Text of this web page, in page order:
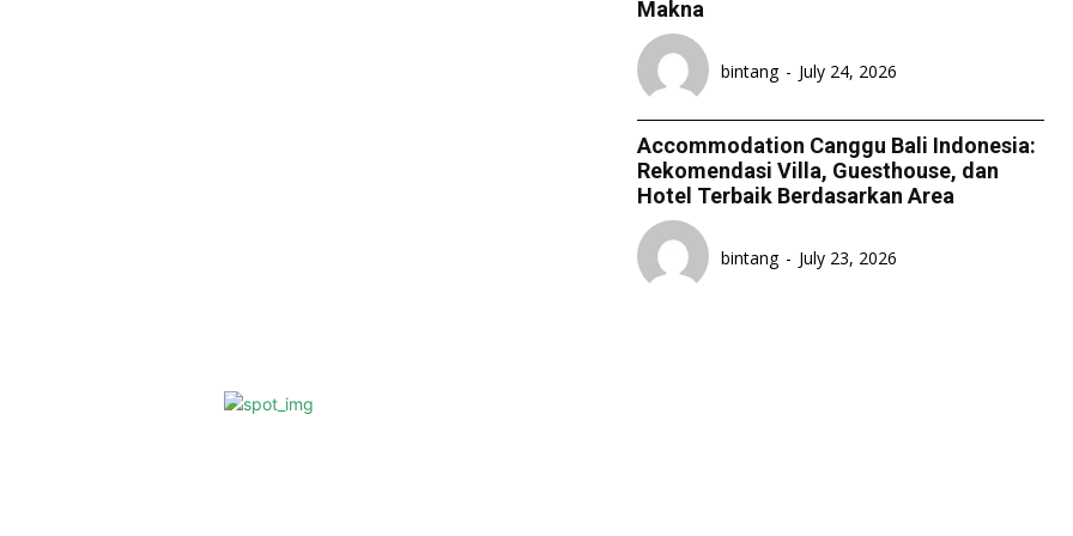
Makna
bintang - July 24, 2026
Accommodation Canggu Bali Indonesia:
Rekomendasi Villa, Guesthouse, dan
Hotel Terbaik Berdasarkan Area
bintang - July 23, 2026